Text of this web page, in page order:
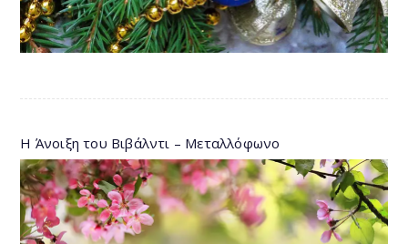
Η Άνοιξη του Βιβάλντι – Μεταλλόφωνο